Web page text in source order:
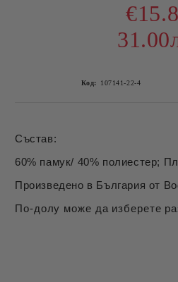
Код: 107141-22-4
Състав:
60% памук/ 40% полиестер;
Произведено в България от
По-долу може да изберете